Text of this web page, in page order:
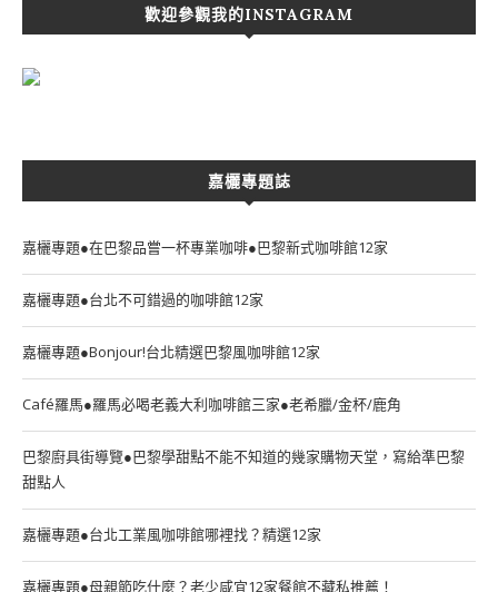
歡迎參觀我的INSTAGRAM
嘉欐專題誌
嘉欐專題●在巴黎品嘗一杯專業咖啡●巴黎新式咖啡館12家
嘉欐專題●台北不可錯過的咖啡館12家
嘉欐專題●Bonjour!台北精選巴黎風咖啡館12家
Café羅馬●羅馬必喝老義大利咖啡館三家●老希臘/金杯/鹿角
巴黎廚具街導覽●巴黎學甜點不能不知道的幾家購物天堂，寫給準巴黎
甜點人
嘉欐專題●台北工業風咖啡館哪裡找？精選12家
嘉欐專題●母親節吃什麼？老少咸宜12家餐館不藏私推薦！